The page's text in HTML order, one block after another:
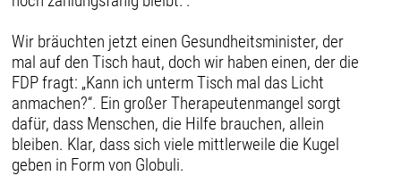
Wir bräuchten jetzt einen Gesundheitsminister, der
mal auf den Tisch haut, doch wir haben einen, der die
FDP fragt: „Kann ich unterm Tisch mal das Licht
anmachen?“. Ein großer Therapeutenmangel sorgt
dafür, dass Menschen, die Hilfe brauchen, allein
bleiben. Klar, dass sich viele mittlerweile die Kugel
geben in Form von Globuli.